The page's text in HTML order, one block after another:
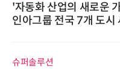
'자동화 산업의 새로운
인아그룹 전국 7개 도시
슈퍼솔루션